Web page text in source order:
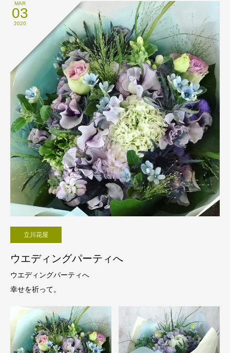
MAR
03
2020
立川花屋
ウエディングパーティへ
ウエディングパーティへ
幸せを祈って。